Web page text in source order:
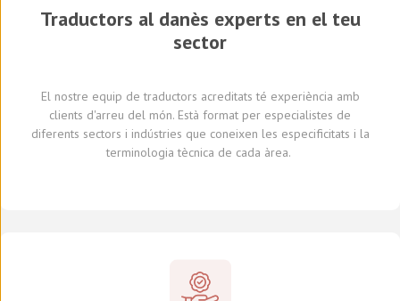
Traductors al danès experts en el teu
sector
El nostre equip de traductors acreditats té experiència amb
clients d'arreu del món. Està format per especialistes de
diferents sectors i indústries que coneixen les especificitats i la
terminologia tècnica de cada àrea.